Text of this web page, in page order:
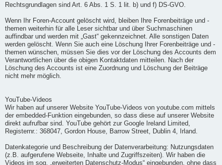
Rechtsgrundlagen sind Art. 6 Abs. 1 S. 1 lit. b) und f) DS-GVO.
Wenn Ihr Foren-Account gelöscht wird, bleiben Ihre Forenbeiträge und -
themen weiterhin für alle Leser sichtbar und über Suchmaschinen
auffindbar und werden mit „Gast“ gekennzeichnet. Alle sonstigen Daten
werden gelöscht. Wenn Sie auch eine Löschung Ihrer Forenbeiträge und -
themen wünschen, müssen Sie dies vor der Löschung des Accounts dem
Verantwortlichen über die obigen Kontaktdaten mitteilen. Nach der
Löschung des Accounts ist eine Zuordnung und Löschung der Beiträge
nicht mehr möglich.
YouTube-Videos
Wir haben auf unserer Website YouTube-Videos von youtube.com mittels
der embedded-Funktion eingebunden, so dass diese auf unserer Website
direkt aufrufbar sind. YouTube gehört zur Google Ireland Limited,
Registernr.: 368047, Gordon House, Barrow Street, Dublin 4, Irland.
Datenkategorie und Beschreibung der Datenverarbeitung: Nutzungsdaten
(z.B. aufgerufene Webseite, Inhalte und Zugriffszeiten). Wir haben die
Videos im sog. „erweiterten Datenschutz-Modus“ eingebunden, ohne dass